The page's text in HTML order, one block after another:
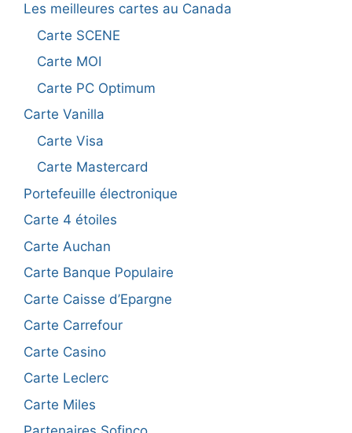
Les meilleures cartes au Canada
Carte SCENE
Carte MOI
Carte PC Optimum
Carte Vanilla
Carte Visa
Carte Mastercard
Portefeuille électronique
Carte 4 étoiles
Carte Auchan
Carte Banque Populaire
Carte Caisse d’Epargne
Carte Carrefour
Carte Casino
Carte Leclerc
Carte Miles